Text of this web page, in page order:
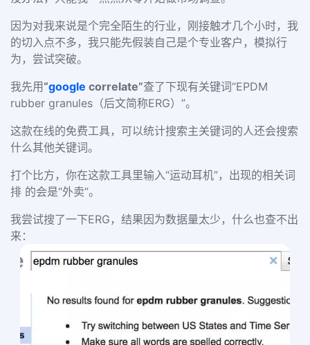
因为对我来说是个完全陌生的行业，刚接触才几个小时，我
的切入点不多，我只能先假装自己是个专业客户，模拟行
为，尝试突破。
我先用 “google correlate”查了下现有关键词“EPDM
rubber granules（后文简称ERG）”。
这款在线的免费工具，可以统计搜索主关键词的人还会搜索
什么其他关键词。
打个比方，你在这款工具里输入“运动耳机”，出现的相关词
排 的会是“外卖”。
我尝试搜了一下ERG，结果因为数据量太少，什么也查不出
来：